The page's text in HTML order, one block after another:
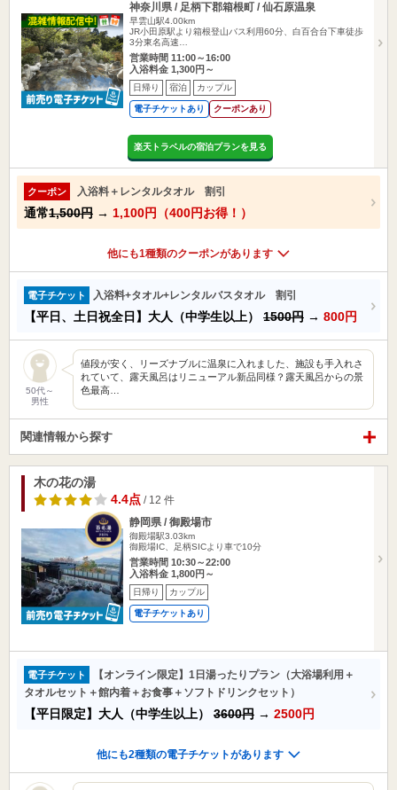
神奈川県 / 足柄下郡箱根町 / 仙石原温泉
早雲山駅4.00km
JR小田原駅より箱根登山バス利用60分、白百合台下車徒歩
3分東名高速…
営業時間 11:00～16:00
入浴料金 1,300円～
日帰り 宿泊 カップル
電子チケットあり クーポンあり
楽天トラベルの宿泊プランを見る
クーポン 入浴料＋レンタルタオル 割引
通常1,500円 → 1,100円（400円お得！）
他にも1種類のクーポンがあります
電子チケット 入浴料+タオル+レンタルバスタオル 割引
【平日、土日祝全日】大人（中学生以上） 1500円 → 800円
50代～
男性
値段が安く、リーズナブルに温泉に入れました、施設も手入れさ
れていて、露天風呂はリニューアル新品同様？露天風呂からの景
色最高…
関連情報から探す
木の花の湯
4.4点 / 12 件
静岡県 / 御殿場市
御殿場駅3.03km
御殿場IC、足柄SICより車で10分
営業時間 10:30～22:00
入浴料金 1,800円～
日帰り カップル
電子チケットあり
電子チケット
【オンライン限定】1日湯ったりプラン（大浴場利用＋
タオルセット＋館内着＋お食事＋ソフトドリンクセット）
【平日限定】大人（中学生以上） 3600円 → 2500円
他にも2種類の電子チケットがあります